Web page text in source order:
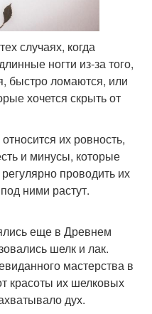
случаях, когда
ногти из-за того,
быстро ломаются, или
хочется скрыть от
их ровность,
и минусы, которые
проводить их
ними растут.
еще в Древнем
шелк и лак.
мастерства в
красоты их шелковых
дух.